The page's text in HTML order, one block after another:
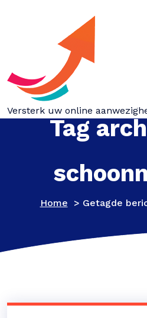
Versterk uw online
Tag
Home > Getagde